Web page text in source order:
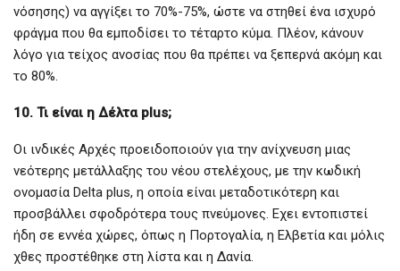
νόσησης) να αγγίξει το 70%-75%, ώστε να στηθεί ένα ισχυρό
φράγμα που θα εμποδίσει το τέταρτο κύμα. Πλέον, κάνουν
λόγο για τείχος ανοσίας που θα πρέπει να ξεπερνά ακόμη και
το 80%.
10. Τι είναι η Δέλτα plus;
Οι ινδικές Αρχές προειδοποιούν για την ανίχνευση μιας
νεότερης μετάλλαξης του νέου στελέχους, με την κωδική
ονομασία Delta plus, η οποία είναι μεταδοτικότερη και
προσβάλλει σφοδρότερα τους πνεύμονες. Εχει εντοπιστεί
ήδη σε εννέα χώρες, όπως η Πορτογαλία, η Ελβετία και μόλις
χθες προστέθηκε στη λίστα και η Δανία.